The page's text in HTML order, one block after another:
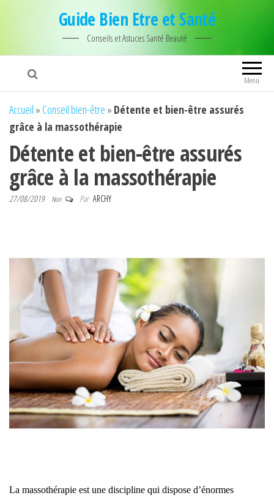
Guide Bien Etre et Santé
Conseils et Astuces Santé Beauté
Menu
Accueil » Conseil bien-être » Détente et bien-être assurés
grâce à la massothérapie
Détente et bien-être assurés
grâce à la massothérapie
27/08/2019 Non Par ARCHY
La massothérapie est une discipline qui dispose d’énormes